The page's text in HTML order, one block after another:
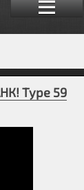
Type 59